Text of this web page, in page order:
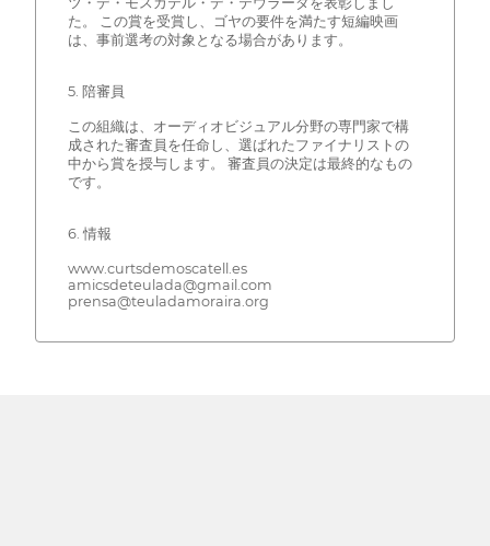
た。 この賞を受賞し、ゴヤの要件を満たす短編映画
は、事前選考の対象となる場合があります。
5. 陪審員
この組織は、オーディオビジュアル分野の専門家で構
成された審査員を任命し、選ばれたファイナリストの
中から賞を授与します。 審査員の決定は最終的なもの
です。
6. 情報
www.curtsdemoscatell.es
amicsdeteulada@gmail.com
prensa@teuladamoraira.org